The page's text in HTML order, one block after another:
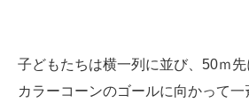
子どもたちは横一列に並び、50ｍ先
カラーコーンのゴールに向かって一